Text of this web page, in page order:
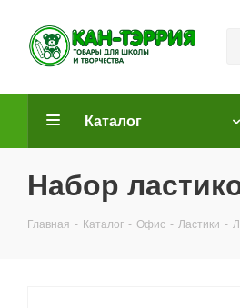
Каталог
Набор
Главная - Каталог - Офис - Ластики -